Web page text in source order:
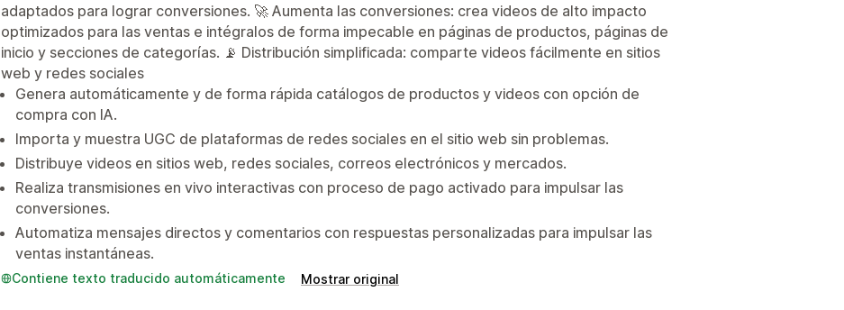
adaptados para lograr conversiones. 🚀 Aumenta las conversiones: crea videos de alto impacto
optimizados para las ventas e intégralos de forma impecable en páginas de productos, páginas de
inicio y secciones de categorías. 📡 Distribución simplificada: comparte videos fácilmente en sitios
web y redes sociales
Genera automáticamente y de forma rápida catálogos de productos y videos con opción de
compra con IA.
Importa y muestra UGC de plataformas de redes sociales en el sitio web sin problemas.
Distribuye videos en sitios web, redes sociales, correos electrónicos y mercados.
Realiza transmisiones en vivo interactivas con proceso de pago activado para impulsar las
conversiones.
Automatiza mensajes directos y comentarios con respuestas personalizadas para impulsar las
ventas instantáneas.
Contiene texto traducido automáticamente Mostrar original